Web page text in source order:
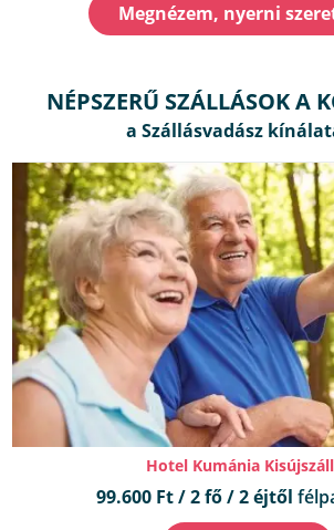
Megnézem, nyerni
NÉPSZERŰ SZÁLLÁSOK A
Hotel Kumánia
99.600 Ft / 2 fő / 2 éjtől